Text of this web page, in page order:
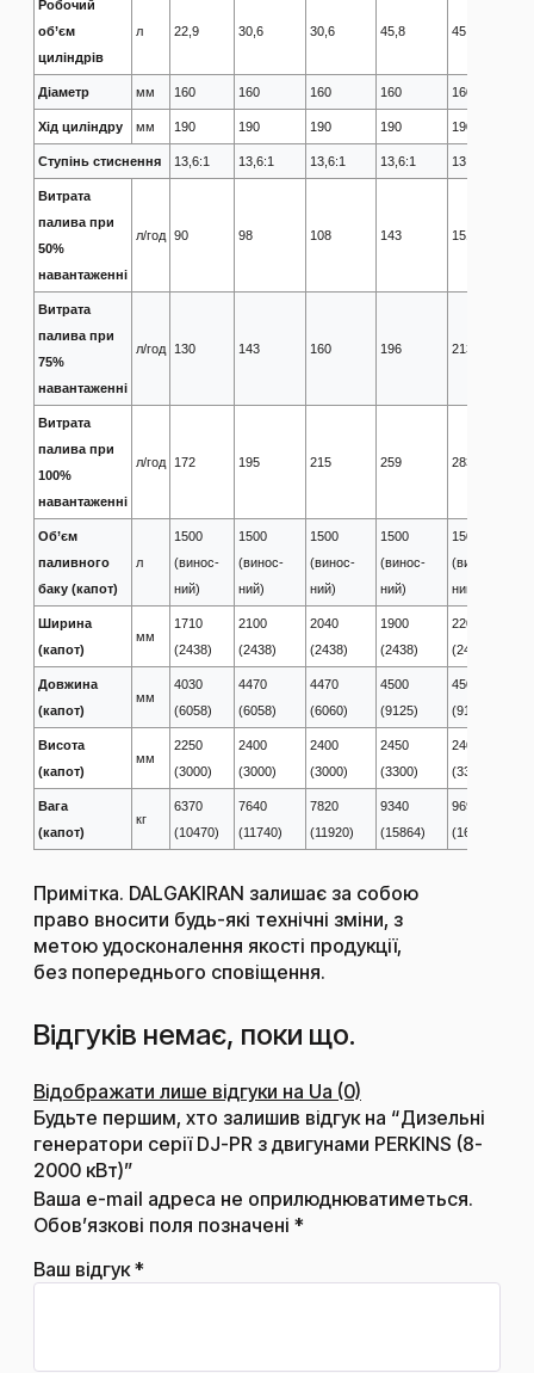
Робочий
об’єм
циліндрів
л 22,9 30,6 30,6 45,8 45,8
Діаметр мм 160 160 160 160 160
Хід циліндру мм 190 190 190 190 190
Ступінь стиснення 13,6:1 13,6:1 13,6:1 13,6:1 13,6:1
Витрата
палива при
50%
навантаженні
л/год 90 98 108 143 151
Витрата
палива при
75%
навантаженні
л/год 130 143 160 196 213
Витрата
палива при
100%
навантаженні
л/год 172 195 215 259 283
Об’єм
паливного
баку (капот)
л
1500
(винос-
ний)
1500
(винос-
ний)
1500
(винос-
ний)
1500
(винос-
ний)
1500
(винос-
ний)
Ширина
(капот)
мм
1710
(2438)
2100
(2438)
2040
(2438)
1900
(2438)
2200
(2438)
Довжина
(капот)
мм
4030
(6058)
4470
(6058)
4470
(6060)
4500
(9125)
4500
(9125)
Висота
(капот)
мм
2250
(3000)
2400
(3000)
2400
(3000)
2450
(3300)
2400
(3300)
Вага
(капот)
кг
6370
(10470)
7640
(11740)
7820
(11920)
9340
(15864)
9697
(16221)
Примітка. DALGAKIRAN залишає за собою
право вносити будь-які технічні зміни, з
метою удосконалення якості продукції,
без попереднього сповіщення.
Відгуків немає, поки що.
Відображати лише відгуки на Ua (0)
Будьте першим, хто залишив відгук на “Дизельні
генератори серії DJ-PR з двигунами PERKINS (8-
2000 кВт)”
Ваша e-mail адреса не оприлюднюватиметься.
Обов’язкові поля позначені *
Ваш відгук*